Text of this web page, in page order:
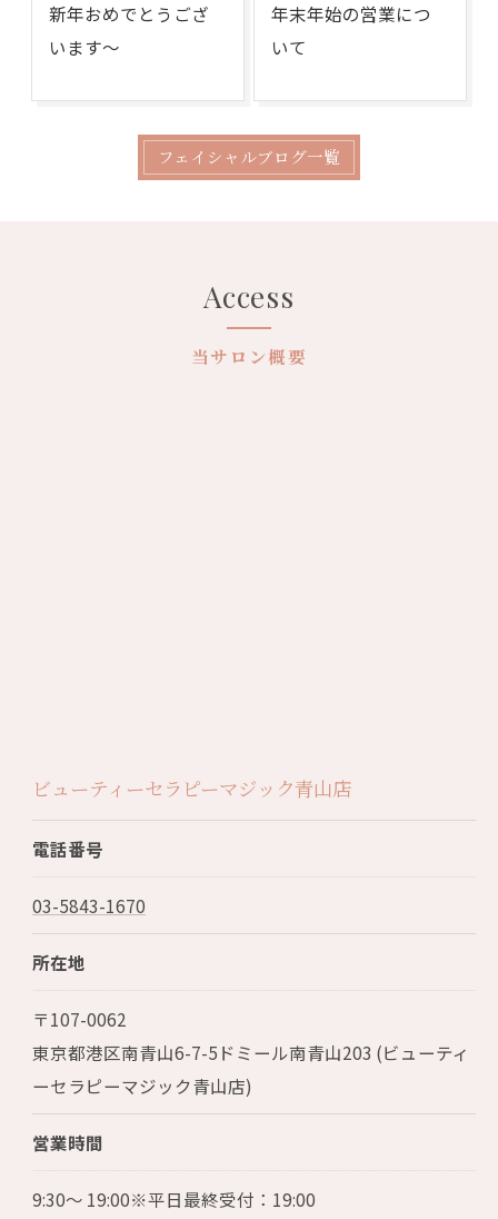
新年おめでとうござ
います〜
年末年始の営業につ
いて
フェイシャルブログ一覧
当サロン概要
Access
ビューティーセラピーマジック青山店
電話番号
03-5843-1670
所在地
〒107-0062
東京都港区南青山6-7-5ドミール南青山203 (ビューティ
ーセラピーマジック青山店)
営業時間
9:30～ 19:00※平日最終受付：19:00